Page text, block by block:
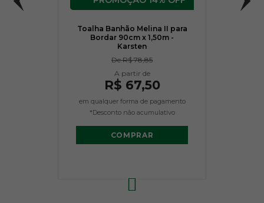
Toalha Banhão Melina II para
Bordar 90cm x 1,50m -
Karsten
DeR$ 78,85
R$ 67,50
em qualquer forma de pagamento
*Desconto não acumulativo
COMPRAR